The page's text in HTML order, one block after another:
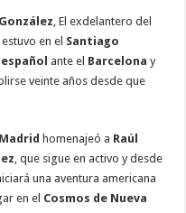
es
se
n
g
el
e
gr
a
o
m
p
ar
r
, El exdelantero del
estuvo en el Santiago
ante el Barcelona y
veinte años desde que
homenajeó a Raúl
, que sigue en activo y desde
una aventura americana
en el Cosmos de Nueva